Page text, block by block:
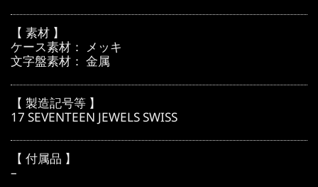
【 素材 】
ケース素材： メッキ
文字盤素材： 金属
【 製造記号等 】
17 SEVENTEEN JEWELS SWISS
【 付属品 】
–